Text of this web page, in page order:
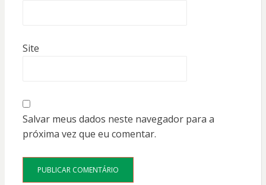
Site
Salvar meus dados neste navegador para a
próxima vez que eu comentar.